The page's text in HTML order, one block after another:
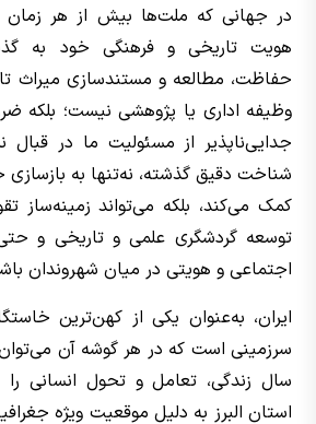
در جهانی که ملت‌ها بیش از هر زمان
هویت تاریخی و فرهنگی خود به
حفاظت، مطالعه و مستندسازی میراث
وظیفه اداری یا پژوهشی نیست؛ بلکه
جدایی‌ناپذیر از مسئولیت ما در
شناخت دقیق گذشته، نه‌تنها به
کمک می‌کند، بلکه می‌تواند زمینه‌ساز
توسعه گردشگری علمی و تاریخی و
اجتماعی و هویتی در میان شهروندان
ایران، به‌عنوان یکی از کهن‌ترین
سرزمینی است که در هر گوشه آن می‌توان
سال زندگی، تعامل و تحول انسانی
استان البرز به دلیل موقعیت ویژه